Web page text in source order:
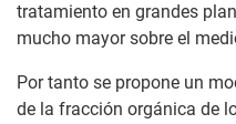
tratamiento en grandes
mucho mayor sobre el
Por tanto se propone un
de la fracción orgánica de